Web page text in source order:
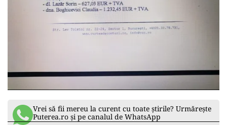
Vrei să fii mereu la curent cu toate știrile? Urmărește
Puterea.ro și pe canalul de WhatsApp